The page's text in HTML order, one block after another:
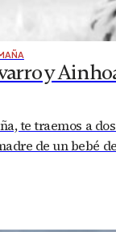
y
te traemos a
de un bebé